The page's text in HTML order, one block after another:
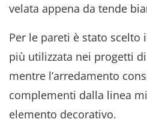
velata appena da tende
Per le pareti è stato
più utilizzata nei progetti
mentre l’arredamento
complementi dalla linea
elemento decorativo.